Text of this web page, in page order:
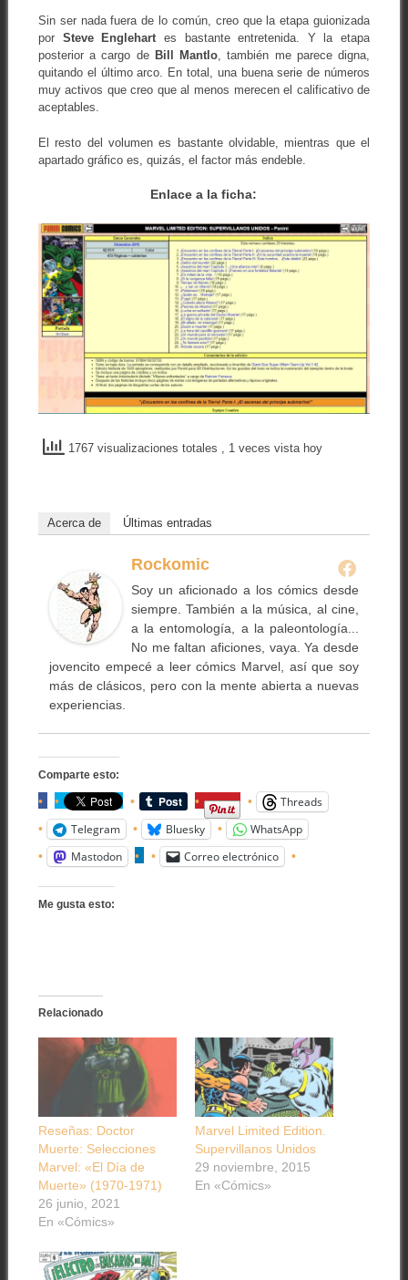
Sin ser nada fuera de lo común, creo que la etapa guionizada
por Steve Englehartes bastante entretenida. Y la etapa
posterior a cargo de Bill Mantlo, también me parece digna,
quitando el último arco. En total, una buena serie de números
muy activos que creo que al menos merecen el calificativo de
aceptables.
El resto del volumen es bastante olvidable, mientras que el
apartado gráfico es, quizás, el factor más endeble.
Enlace a la ficha:
1767 visualizaciones totales , 1 veces vista hoy
Acerca de Últimas entradas
Rockomic
Soy un aficionado a los cómics desde
siempre. También a la música, al cine,
a la entomología, a la paleontología...
No me faltan aficiones, vaya. Ya desde
jovencito empecé a leer cómics Marvel, así que soy
más de clásicos, pero con la mente abierta a nuevas
experiencias.
Comparte esto:
Threads
Telegram
Bluesky
WhatsApp
Mastodon
Correo electrónico
Me gusta esto:
Relacionado
Reseñas: Doctor
Muerte: Selecciones
Marvel: «El Día de
Muerte» (1970-1971)
26 junio, 2021
En «Cómics»
Marvel Limited Edition.
Supervillanos Unidos
29 noviembre, 2015
En «Cómics»